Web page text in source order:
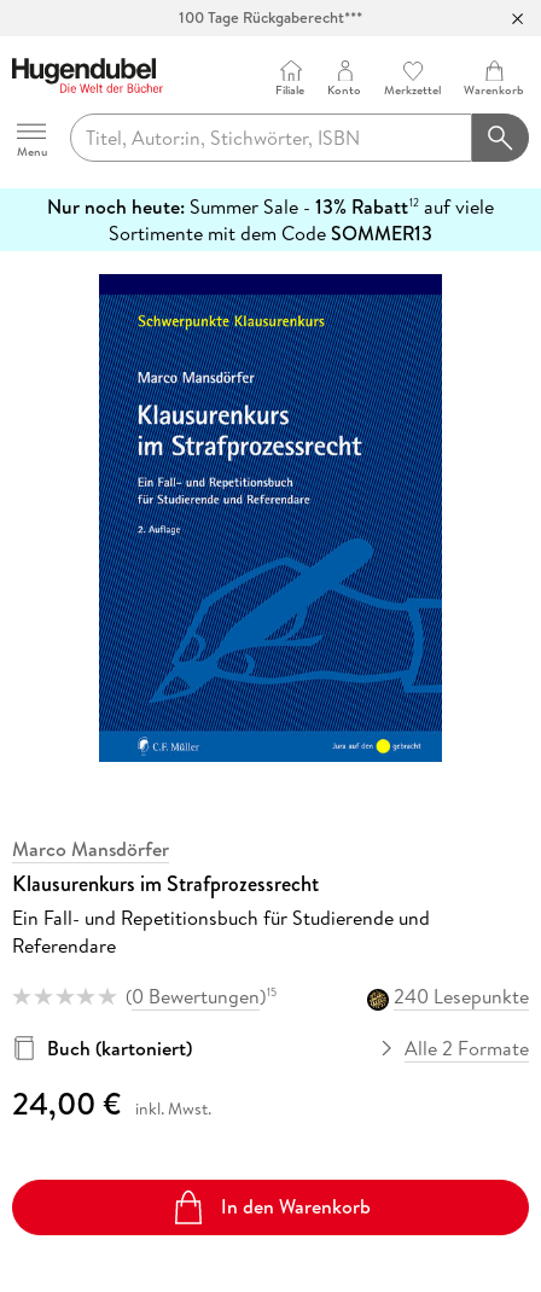
100 Tage Rückgaberecht***
Hugendubel
Menu
Filiale Konto Merkzettel Warenkorb
Nur noch heute: Summer Sale - 13% Rabatt12 auf viele
Sortimente mit dem CodeSOMMER13
erfahren
Marco Mansdörfer
Klausurenkurs im Strafprozessrecht
Ein Fall- und Repetitionsbuch für Studierende und
Referendare
(0 Bewertungen)15
240 Lesepunkte
Buch (kartoniert)
Alle 2 Formate
24,00 € inkl. Mwst.
In den Warenkorb